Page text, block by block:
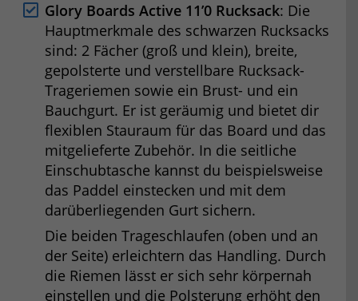
Glory Boards Active 11’0 Rucksack: Die
Hauptmerkmale des schwarzen Rucksacks
sind: 2 Fächer (groß und klein), breite,
gepolsterte und verstellbare Rucksack-
Trageriemen sowie ein Brust- und ein
Bauchgurt. Er ist geräumig und bietet dir
flexiblen Stauraum für das Board und das
mitgelieferte Zubehör. In die seitliche
Einschubtasche kannst du beispielsweise
das Paddel einstecken und mit dem
darüberliegenden Gurt sichern.
Die beiden Trageschlaufen (oben und an
der Seite) erleichtern das Handling. Durch
die Riemen lässt er sich sehr körpernah
einstellen und die Polsterung erhöht den